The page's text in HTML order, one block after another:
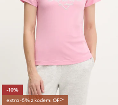
-10%
extra -5% z kodem: OFF*